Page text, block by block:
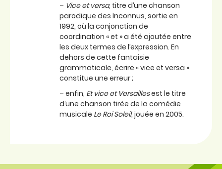
– Vice et versa, titre d’une chanson
parodique des Inconnus, sortie en
1992, où la conjonction de
coordination « et » a été ajoutée entre
les deux termes de l’expression. En
dehors de cette fantaisie
grammaticale, écrire « vice et versa »
constitue une erreur ;
– enfin, Et vice et Versaillesest le titre
d’une chanson tirée de la comédie
musicale Le Roi Soleil, jouée en 2005.